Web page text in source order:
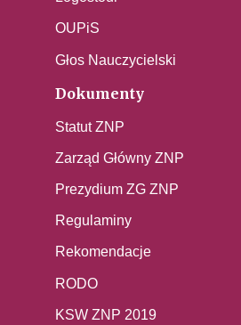
OUPiS
Głos Nauczycielski
Dokumenty
Statut ZNP
Zarząd Główny ZNP
Prezydium ZG ZNP
Regulaminy
Rekomendacje
RODO
KSW ZNP 2019